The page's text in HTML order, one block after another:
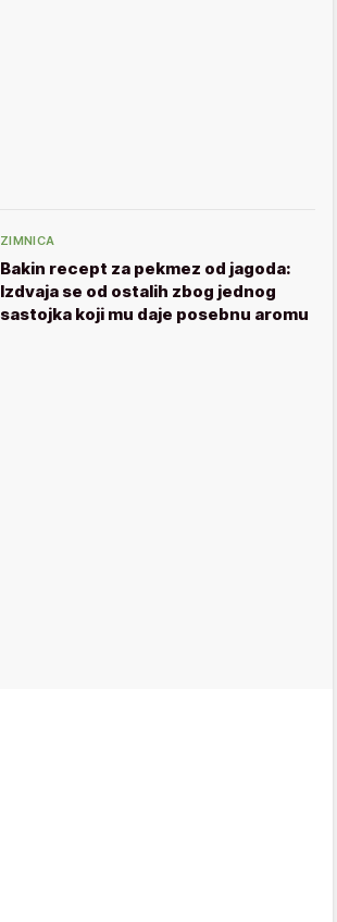
ZIMNICA
Bakin recept za pekmez od jagoda:
Izdvaja se od ostalih zbog jednog
sastojka koji mu daje posebnu aromu